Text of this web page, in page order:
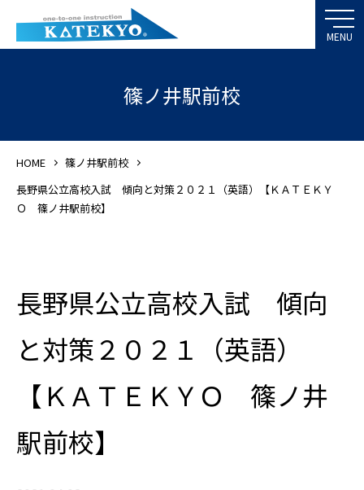
篠ノ井駅前校
HOME
篠ノ井駅前校
長野県公立高校入試 傾向と対策２０２１（英語）【ＫＡＴＥＫＹ
Ｏ 篠ノ井駅前校】
長野県公立高校入試 傾向
と対策２０２１（英語）
【ＫＡＴＥＫＹＯ 篠ノ井
駅前校】